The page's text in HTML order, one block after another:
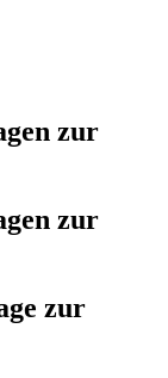
zur
zur
zur